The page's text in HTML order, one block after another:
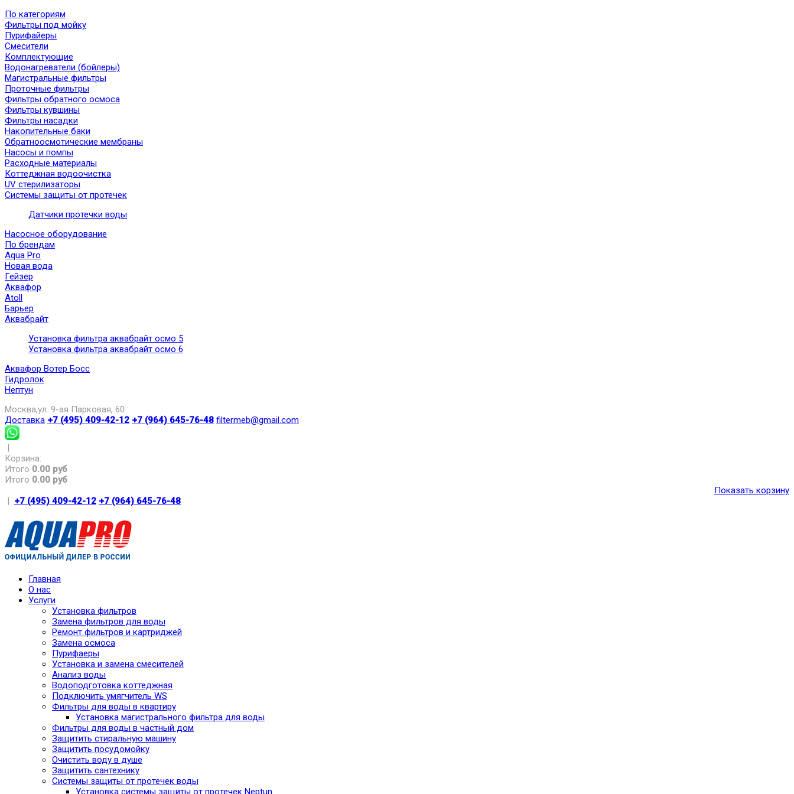
По категориям
Фильтры под мойку
Пурифайеры
Смесители
Комплектующие
Водонагреватели (бойлеры)
Магистральные фильтры
Проточные фильтры
Фильтры обратного осмоса
Фильтры кувшины
Фильтры насадки
Накопительные баки
Обратноосмотические мембраны
Насосы и помпы
Расходные материалы
Коттеджная водоочистка
UV стерилизаторы
Системы защиты от протечек
Датчики протечки воды
Насосное оборудование
По брендам
Aqua Pro
Новая вода
Гейзер
Аквафор
Atoll
Барьер
Аквабрайт
Установка фильтра аквабрайт осмо 5
Установка фильтра аквабрайт осмо 6
Аквафор Вотер Босс
Гидролок
Нептун
Москва,ул. 9-ая Парковая, 60
Доставка +7 (495) 409-42-12 +7 (964) 645-76-48 filtermeb@gmail.com
|
Корзина:
Итого 0.00 руб
Итого 0.00 руб
Показать корзину
| +7 (495) 409-42-12 +7 (964) 645-76-48
Главная
О нас
Услуги
Установка фильтров
Замена фильтров для воды
Ремонт фильтров и картриджей
Замена осмоса
Пурифаеры
Установка и замена смесителей
Анализ воды
Водоподготовка коттеджная
Подключить умягчитель WS
Фильтры для воды в квартиру
Установка магистрального фильтра для воды
Фильтры для воды в частный дом
Защитить стиральную машину
Защитить посудомойку
Очистить воду в душе
Защитить сантехнику
Системы защиты от протечек воды
Установка системы защиты от протечек Neptun